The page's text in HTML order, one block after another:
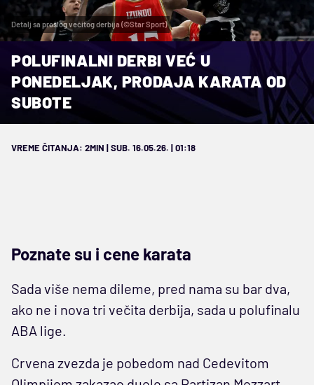
Detalj sa prošlog večitog derbija (©Star Sport)
POLUFINALNI DERBI VEĆ U
PONEDELJAK, PRODAJA KARATA OD
SUBOTE
VREME ČITANJA: 2MIN | SUB. 16.05.26. | 01:18
Poznate su i cene karata
Sada više nema dileme, pred nama su bar dva,
ako ne i nova tri večita derbija, sada u polufinalu
ABA lige.
Crvena zvezda je pobedom nad Cedevitom